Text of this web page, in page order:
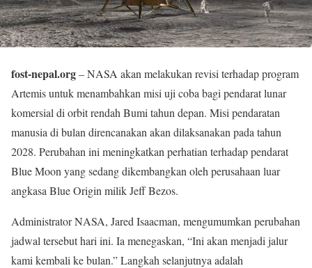
fost-nepal.org– NASA akan melakukan revisi terhadap program
Artemis untuk menambahkan misi uji coba bagi pendarat lunar
komersial di orbit rendah Bumi tahun depan. Misi pendaratan
manusia di bulan direncanakan akan dilaksanakan pada tahun
2028. Perubahan ini meningkatkan perhatian terhadap pendarat
Blue Moon yang sedang dikembangkan oleh perusahaan luar
angkasa Blue Origin milik Jeff Bezos.
Administrator NASA, Jared Isaacman, mengumumkan perubahan
jadwal tersebut hari ini. Ia menegaskan, “Ini akan menjadi jalur
kami kembali ke bulan.” Langkah selanjutnya adalah